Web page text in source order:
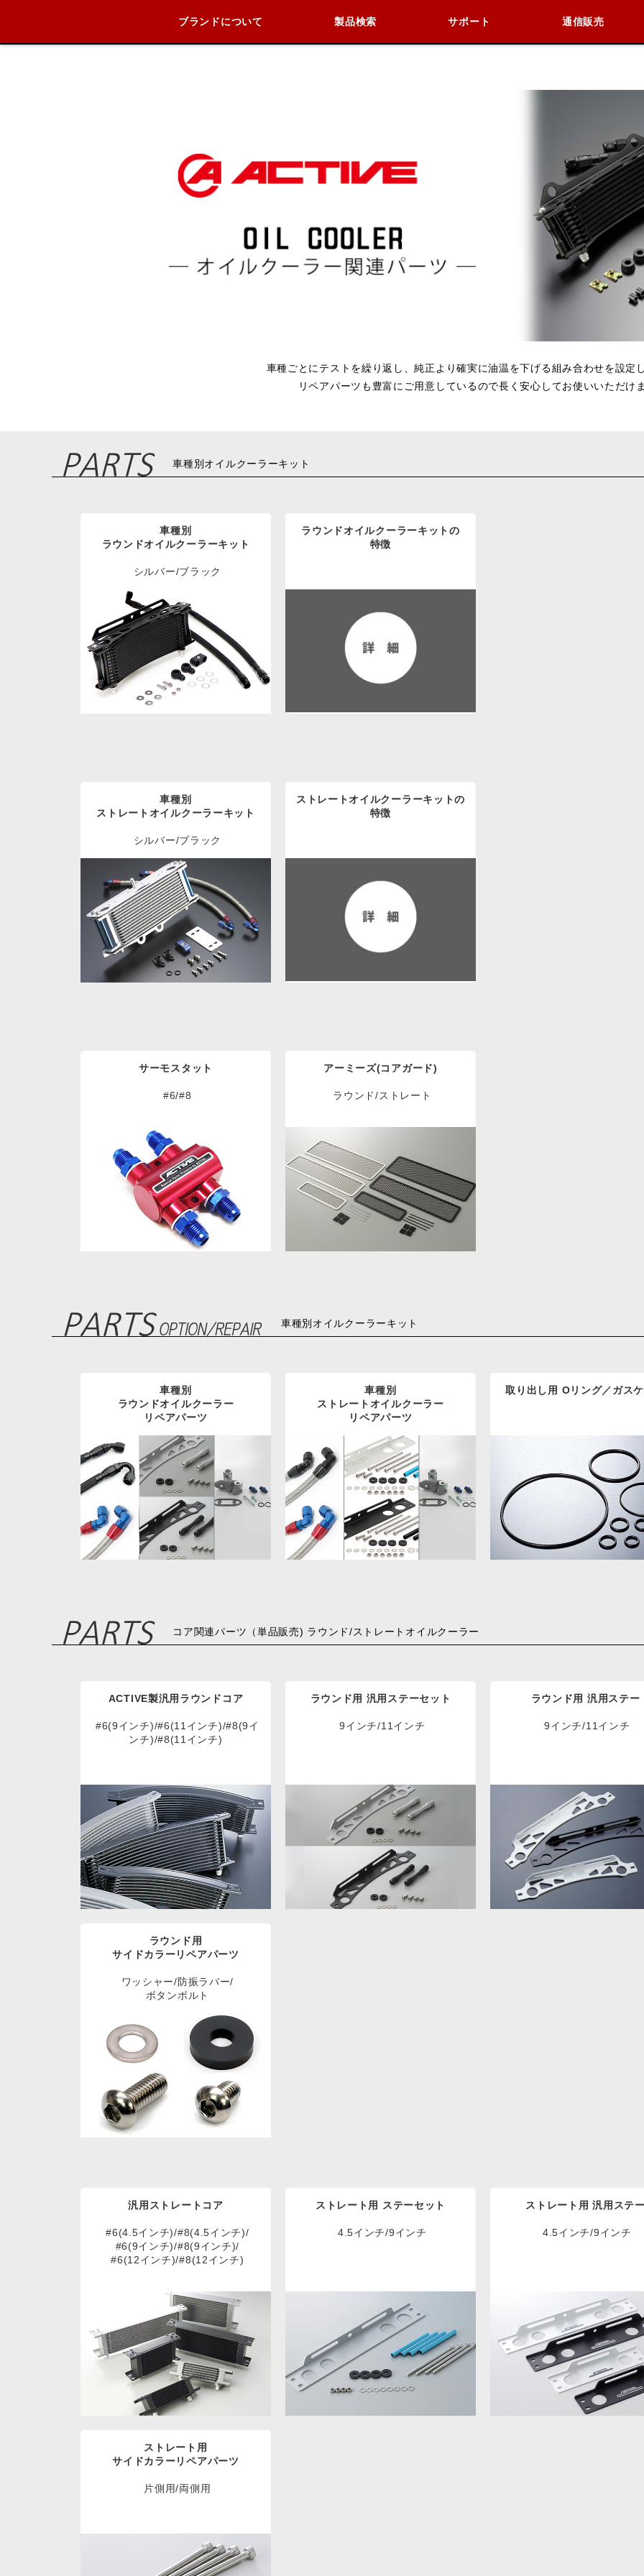
ブランドについて 製品検索 サポート 通信販売
YAMAHA SUZUKI KAWASAKI HARLEY
車種ごとにテストを繰り返し、純正より確実に油温を下げる組み合わせを設定
リペアパーツも豊富にご用意しているので長く安心してお使いいただけ
車種別オイルクーラーキット
車種別
ラウンドオイルクーラーキット
シルバー/ブラック
ラウンドオイルクーラーキットの
特徴
車種別
ストレートオイルクーラーキット
シルバー/ブラック
ストレートオイルクーラーキットの
特徴
サーモスタット
#6/#8
アーミーズ(コアガード)
ラウンド/ストレート
車種別オイルクーラーキット
車種別
ラウンドオイルクーラー
リペアパーツ
車種別
ストレートオイルクーラー
リペアパーツ
取り出し用 Oリング／ガス
コア関連パーツ（単品販売) ラウンド/ストレートオイルクーラー
ACTIVE製汎用ラウンドコア
#6(9インチ)/#6(11インチ)/#8(9イ
ンチ)/#8(11インチ)
ラウンド用 汎用ステーセット
9インチ/11インチ
ラウンド用 汎用ステー
9インチ/11インチ
ラウンド用
サイドカラーリペアパーツ
ワッシャー/防振ラバー/
ボタンボルト
汎用ストレートコア
#6(4.5インチ)/#8(4.5インチ)/
#6(9インチ)/#8(9インチ)/
#6(12インチ)/#8(12インチ)
ストレート用 ステーセット
4.5インチ/9インチ
ストレート用 汎用ステ
4.5インチ/9インチ
ストレート用
サイドカラーリペアパーツ
片側用/両側用